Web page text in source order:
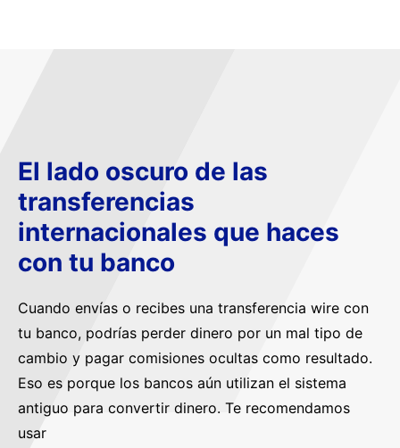
El lado oscuro de las
transferencias
internacionales que haces
con tu banco
Cuando envías o recibes una transferencia wire con
tu banco, podrías perder dinero por un mal tipo de
cambio y pagar comisiones ocultas como resultado.
Eso es porque los bancos aún utilizan el sistema
antiguo para convertir dinero. Te recomendamos
usar